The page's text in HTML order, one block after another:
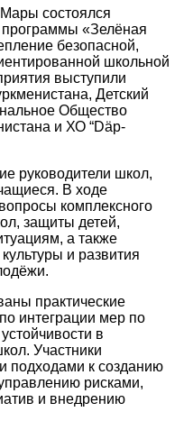
состоялся
«Зелёная
безопасной,
школьной
выступили
Детский
Общество
и ХО “Däp-
руководители школ,
В ходе
комплексного
защиты детей,
а также
и развития
практические
интеграции мер по
в
Участники
подходами к созданию
рисками,
и внедрению